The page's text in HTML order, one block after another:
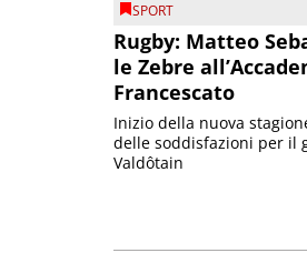
SPORT
Rugby: Matteo
le Zebre
Francescato
Inizio della nuova
delle soddisfazioni per il
Valdôtain